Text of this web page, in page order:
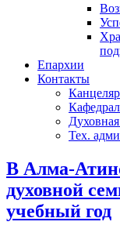
Епархии
Контакты
Тех.
В Алма-
духовной
учебный год